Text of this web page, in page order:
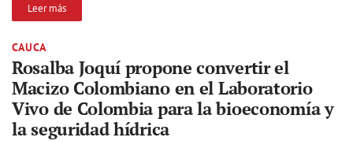
Leer más
CAUCA
Rosalba Joquí propone convertir el
Macizo Colombiano en el Laboratorio
Vivo de Colombia para la bioeconomía y
la seguridad hídrica